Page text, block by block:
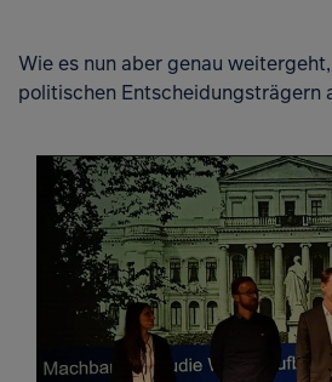
Wie es nun aber genau
politischen Entscheidungsträgern